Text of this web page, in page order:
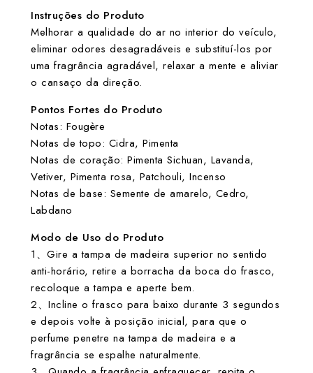
Instruções do Produto
Melhorar a qualidade do ar no interior do veículo,
eliminar odores desagradáveis e substituí-los por
uma fragrância agradável, relaxar a mente e aliviar
o cansaço da direção.
Pontos Fortes do Produto
Notas: Fougère
Notas de topo: Cidra, Pimenta
Notas de coração: Pimenta Sichuan, Lavanda,
Vetiver, Pimenta rosa, Patchouli, Incenso
Notas de base: Semente de amarelo, Cedro,
Labdano
Modo de Uso do Produto
1、Gire a tampa de madeira superior no sentido
anti-horário, retire a borracha da boca do frasco,
recoloque a tampa e aperte bem.
2、Incline o frasco para baixo durante 3 segundos
e depois volte à posição inicial, para que o
perfume penetre na tampa de madeira e a
fragrância se espalhe naturalmente.